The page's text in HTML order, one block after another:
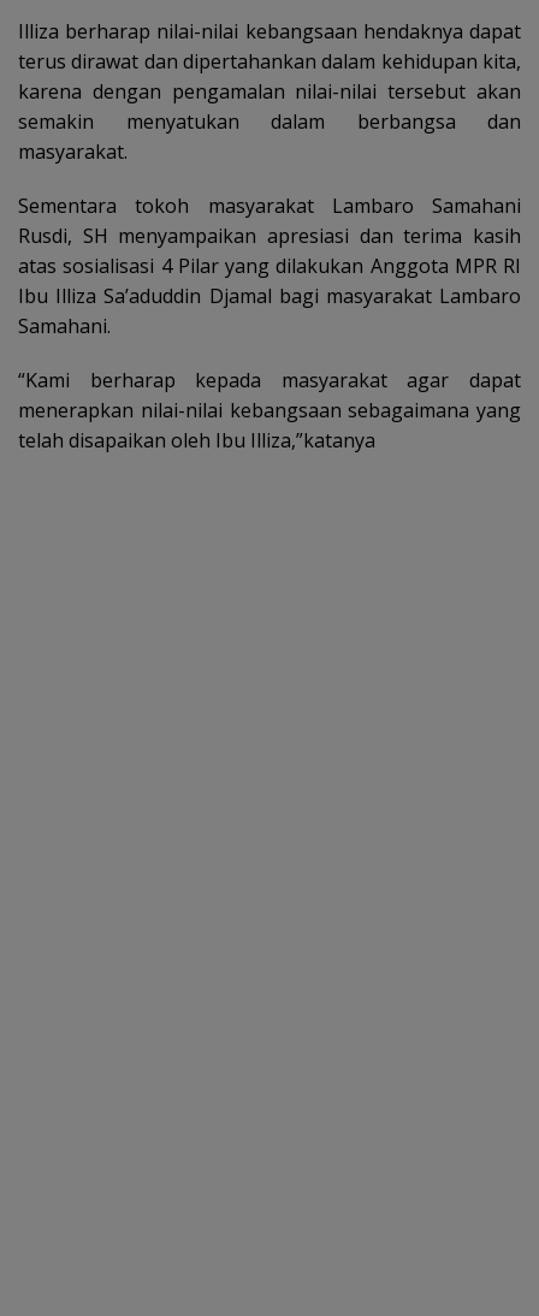
Illiza berharap nilai-nilai kebangsaan hendaknya dapat
terus dirawat dan dipertahankan dalam kehidupan kita,
karena dengan pengamalan nilai-nilai tersebut akan
semakin menyatukan dalam berbangsa dan
masyarakat.
Sementara tokoh masyarakat Lambaro Samahani
Rusdi, SH menyampaikan apresiasi dan terima kasih
atas sosialisasi 4 Pilar yang dilakukan Anggota MPR RI
Ibu Illiza Sa’aduddin Djamal bagi masyarakat Lambaro
Samahani.
“Kami berharap kepada masyarakat agar dapat
menerapkan nilai-nilai kebangsaan sebagaimana yang
telah disapaikan oleh Ibu Illiza,”katanya